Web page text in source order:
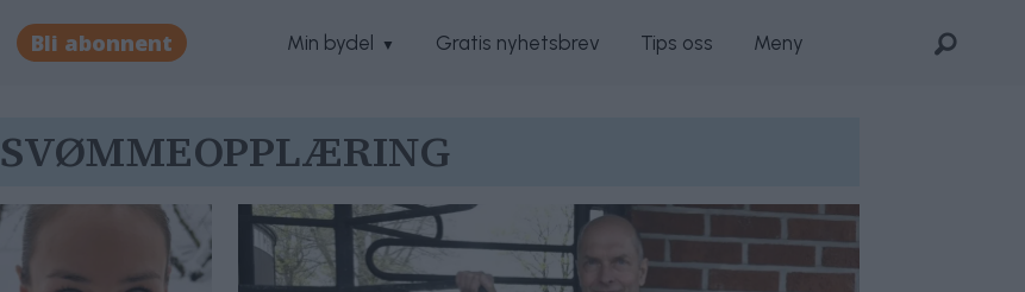
Bli abonnent Min bydel Gratis nyhetsbrev Tips oss Meny
SVØMMEOPPLÆRING